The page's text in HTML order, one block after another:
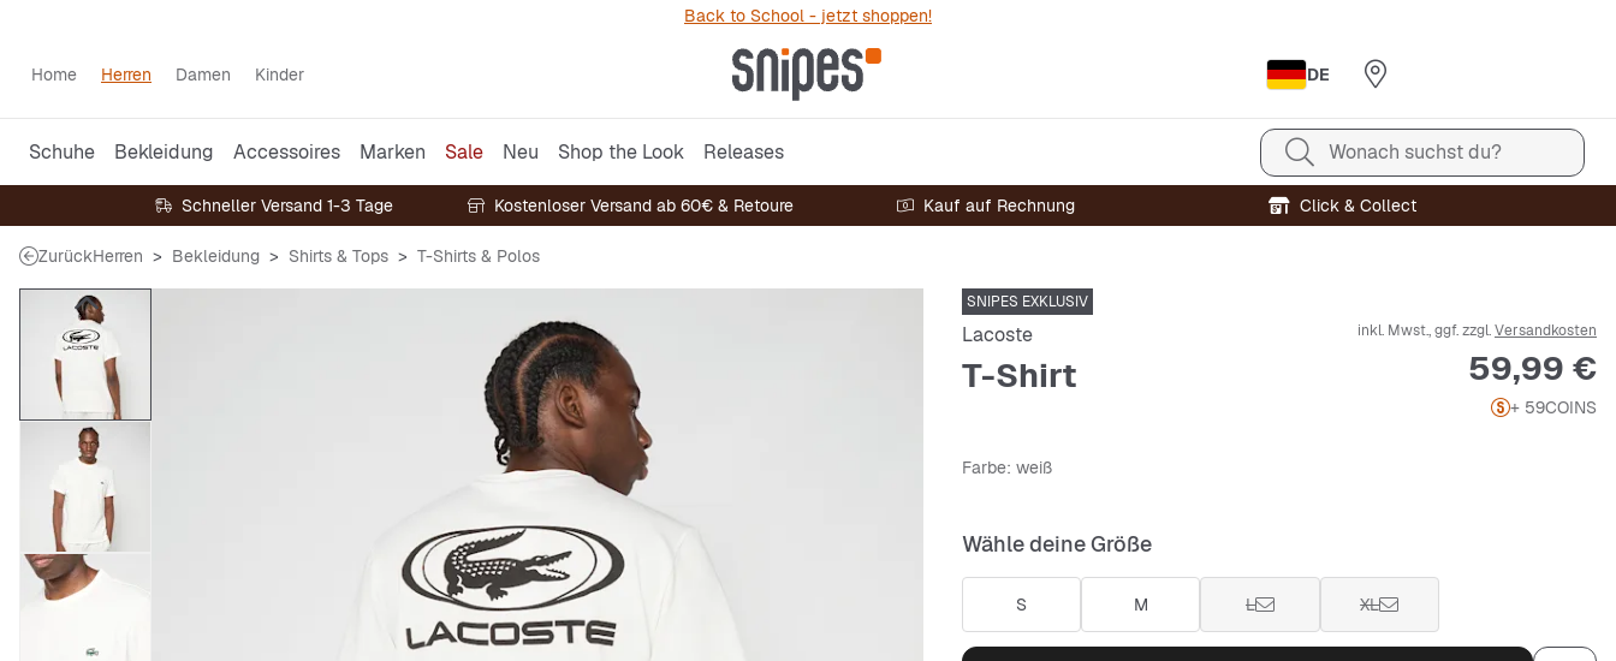
Back to School - jetzt shoppen!
Home Herren Damen Kinder DE
Schuhe Bekleidung Accessoires Marken Sale Neu Shop the Look Releases Wonach suchst du?
Schneller Versand 1-3 Tage Kostenloser Versand ab 60€ & Retoure Kauf auf Rechnung Click & Collect
ZurückHerren Bekleidung Shirts & Tops T-Shirts & Polos
SNIPES EXKLUSIV
Lacoste
T-Shirt
inkl. Mwst., ggf. zzgl.Versandkosten
Preis
59,99 €
+ 59COINS
Farbe: weiß
Wähle deine Größe
S M L XL